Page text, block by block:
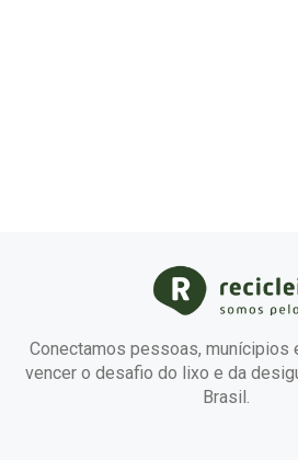
Conectamos pessoas, munícipios
vencer o desafio do lixo e da
Brasil.